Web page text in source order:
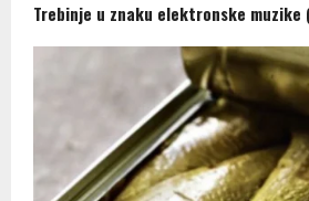
Trebinje u znaku elektronske muzike